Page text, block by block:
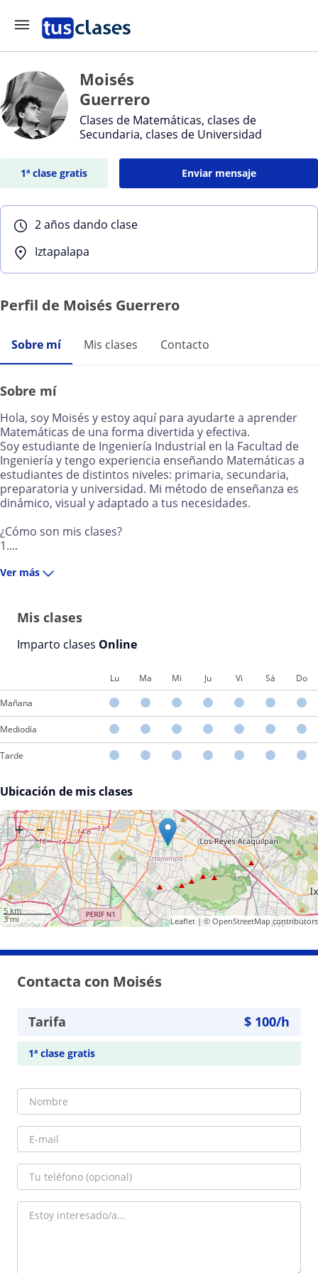
Moisés
Guerrero
Clases de Matemáticas, clases de
Secundaria, clases de Universidad
1ª clase gratis Enviar mensaje
2 años dando clase
Iztapalapa
Perfil de Moisés Guerrero
Sobre mí Mis clases Contacto
Sobre mí
Hola, soy Moisés y estoy aquí para ayudarte a aprender
Matemáticas de una forma divertida y efectiva.
Soy estudiante de Ingeniería Industrial en la Facultad de
Ingeniería y tengo experiencia enseñando Matemáticas a
estudiantes de distintos niveles: primaria, secundaria,
preparatoria y universidad. Mi método de enseñanza es
dinámico, visual y adaptado a tus necesidades.
¿Cómo son mis clases?
1....
Ver más
Mis clases
Imparto clases Online
Lu Ma Mi Ju Vi Sá Do
Mañana
Mediodía
Tarde
Ubicación de mis clases
+ −
5 km
3 mi
Leaflet| © OpenStreetMapcontributors
Contacta con Moisés
Tarifa $ 100/h
1ª clase gratis